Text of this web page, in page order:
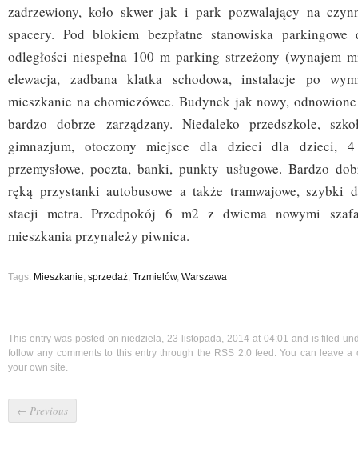
zadrzewiony, koło skwer jak i park pozwalający na
spacery. Pod blokiem bezpłatne stanowiska
odległości niespełna 100 m parking strzeżony (wynajem
elewacja, zadbana klatka schodowa, instalacje po
mieszkanie na chomiczówce. Budynek jak nowy,
bardzo dobrze zarządzany. Niedaleko przedszkole,
gimnazjum, otoczony miejsce dla dzieci dla dzieci, 4
przemysłowe, poczta, banki, punkty usługowe. Bardzo
ręką przystanki autobusowe a także tramwajowe, szybki
stacji metra. Przedpokój 6 m2 z dwiema nowymi
mieszkania przynależy piwnica.
Tags: Mieszkanie, sprzedaż, Trzmielów, Warszawa
This entry was posted on niedziela, 23 listopada, 2014 at 04:01 and is filed
follow any comments to this entry through the RSS 2.0 feed. You can leave a
your own site.
← Previous